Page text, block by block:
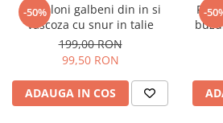
-50%
Pantaloni galbeni din in si
vascoza cu snur in talie
199,00 RON
99,50 RON
ADAUGA IN COS
-